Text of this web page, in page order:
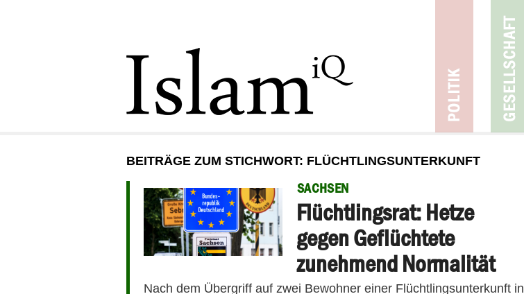
BEITRÄGE ZUM STICHWORT: FLÜCHTLINGSUNTERKUNFT
SACHSEN
Flüchtlingsrat: Hetze
gegen Geflüchtete
zunehmend Normalität
Nach dem Übergriff auf zwei Bewohner einer Flüchtlingsunterkunft in